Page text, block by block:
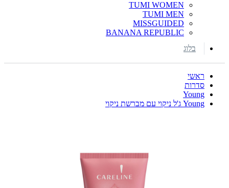
TUMI WOMEN
TUMI MEN
MISSGUIDED
BANANA REPUBLIC
בלוג
ראשי
סדרות
Young
Young ג'ל ניקוי עם מברשת ניקוי